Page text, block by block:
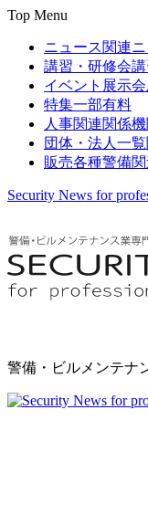
Top Menu
ニュース関連
講習・研修会
イベント 展示
特集一部有料
人事関連関係
団体・法人一覧
販売各種警備
Security News for
警備・ビルメンテナ